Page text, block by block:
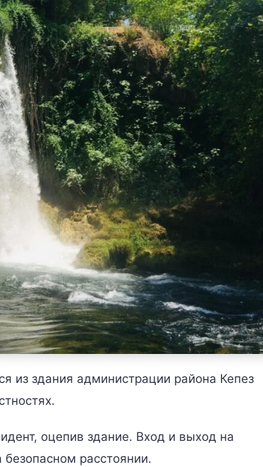
из здания администрации района Кепез
оцепив здание. Вход и выход на
расстоянии.